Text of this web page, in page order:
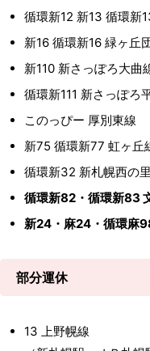
循環新12 新13 循環新
新16 循環新16 緑ヶ丘
新110 新さっぽろ大曲
循環新111 新さっぽろ
このっぴー 厚別東線
新75 循環新77 虹ヶ丘
循環新32 新札幌西の
循環新82・循環新83
新24・麻24・循環麻
部分運休
13 上野幌線